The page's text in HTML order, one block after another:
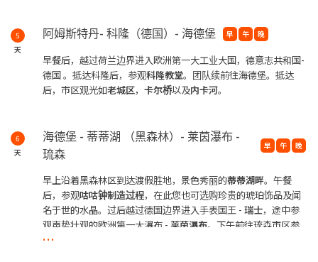
5
天
阿姆斯特丹- 科隆（德国）- 海德堡 早 午 晚
早餐后，越过荷兰边界进入欧洲第一大工业大国，德意志共和国-
德国 。抵达科隆后，参观科隆教堂。团队续前往海德堡。抵达
后，市区观光如老城区， 卡尔桥以及内卡河。
6
天
海德堡 - 蒂蒂湖 （黑森林）- 莱茵瀑布 -
琉森
早 午 晚
早上沿着黑森林区到达渡假胜地，景色秀丽的蒂蒂湖畔。午餐
后，参观咕咕钟制造过程，在此您也可选购珍贵的琥珀饰品及闻
名于世的水晶。过后越过德国边界进入手表国王 - 瑞士，途中参
观声势壮观的欧洲第一大瀑布 - 莱茵瀑布。下午前往琉森市区参
观如
...